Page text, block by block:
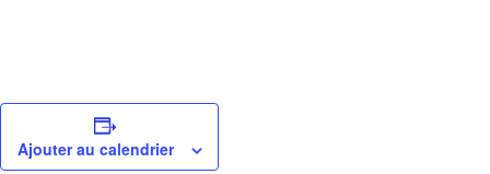
Ajouter au calendrier